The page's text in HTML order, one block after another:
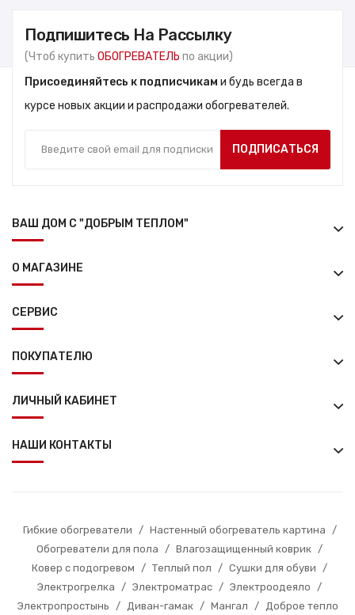
Подпишитесь На Рассылку
(Чтоб купить ОБОГРЕВАТЕЛЬ по акции)
Присоединяйтесь к подписчикам и будь всегда в
курсе новых акции и распродажи обогревателей.
ПОДПИСАТЬСЯ
ВАШ ДОМ С "ДОБРЫМ ТЕПЛОМ"
О МАГАЗИНЕ
СЕРВИС
ПОКУПАТЕЛЮ
ЛИЧНЫЙ КАБИНЕТ
НАШИ КОНТАКТЫ
Гибкие обогреватели / Настенный обогреватель картина
/
Обогреватели для пола
/ Влагозащищенный коврик
/
Ковер с подогревом
/ Теплый пол / Сушки для обуви
/
Электрогрелка
/ Электроматрас / Электроодеяло
/
Электропростынь
/ Диван-гамак / Мангал / Доброе тепло